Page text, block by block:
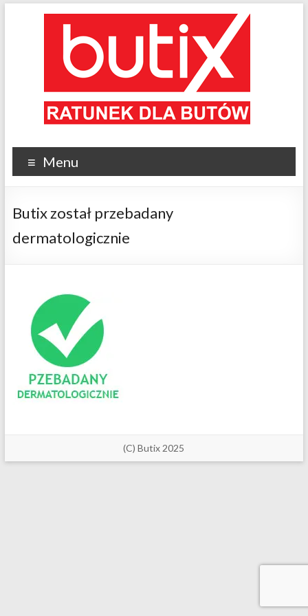
Menu
Butix został przebadany
dermatologicznie
(C) Butix 2025